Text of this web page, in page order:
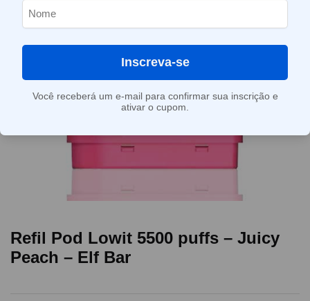
Refil Pod Lowit 5500 puffs – Juicy
Peach – Elf Bar
Inscreva-se
Você receberá um e-mail para confirmar sua inscrição e
ativar o cupom.